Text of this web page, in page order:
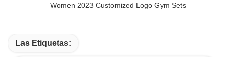
Women 2023 Customized Logo Gym Sets
Las Etiquetas: